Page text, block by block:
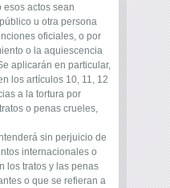
actos sean
u otra persona
oficiales, o por
o la aquiescencia
aplicarán en particular,
los artículos 10, 11, 12
a la tortura por
o penas crueles,
sin perjuicio de
internacionales o
los tratos y las penas
o que se refieran a